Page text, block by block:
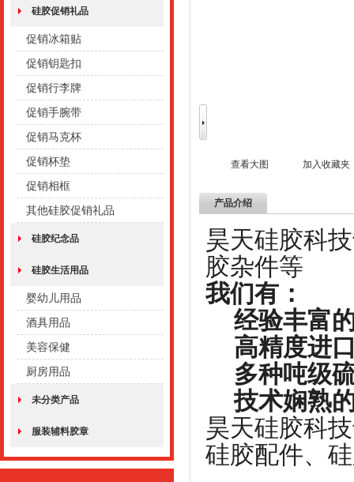
硅胶促销礼品
促销冰箱贴
促销钥匙扣
促销行李牌
促销手腕带
促销马克杯
促销杯垫
促销相框
其他硅胶促销礼品
硅胶纪念品
硅胶生活用品
婴幼儿用品
酒具用品
美容保健
厨房用品
未分类产品
服装辅料胶章
查看大图 加入收藏夹
产品介绍
昊天硅胶科
胶杂件等
我们有：
经验丰富
高精度进
多种吨级
技术娴熟
昊天硅胶科
硅胶配件、